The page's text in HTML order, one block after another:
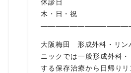
木・日・祝
大阪梅田 形成外科・リ
ニックでは一般形成外科
する保存治療から日帰りリ